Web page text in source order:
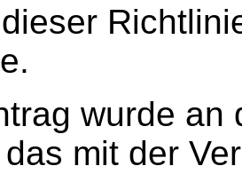
dieser
wurde
mit der